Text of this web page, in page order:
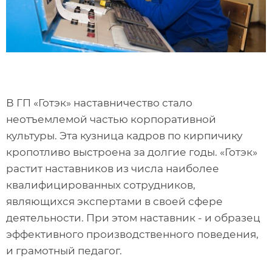
В ГП «Готэк» наставничество стало
неотъемлемой частью корпоративной
культуры. Эта кузница кадров по кирпичику
кропотливо выстроена за долгие годы. «Готэк»
растит наставников из числа наиболее
квалифицированных сотрудников,
являющихся экспертами в своей сфере
деятельности. При этом наставник - и образец
эффективного производственного поведения,
и грамотный педагог.